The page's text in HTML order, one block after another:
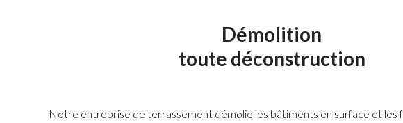
Démolition
toute déconstruction
Notre entreprise de terrassement démolie les bâtiments en surface et les